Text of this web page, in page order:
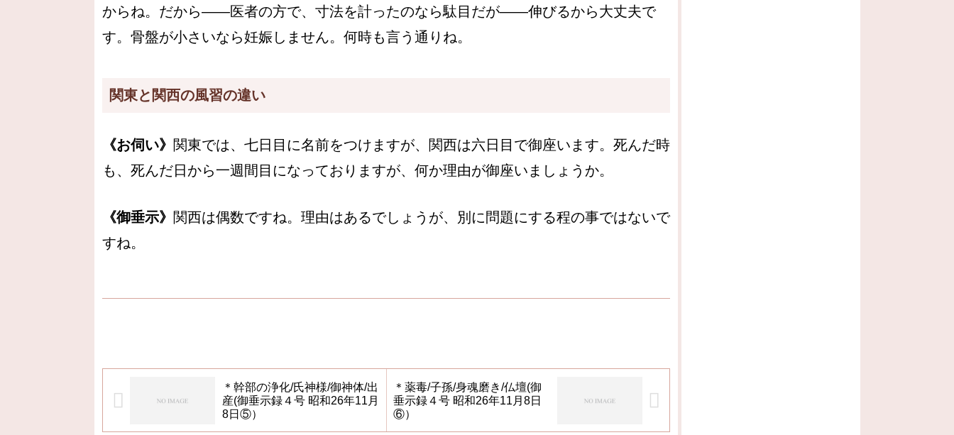
からね。だから――医者の方で、寸法を計ったのなら駄目だが――伸びるから大丈夫で
す。骨盤が小さいなら妊娠しません。何時も言う通りね。
関東と関西の風習の違い
《お伺い》 関東では、七日目に名前をつけますが、関西は六日目で御座います。死んだ時
も、死んだ日から一週間目になっておりますが、何か理由が御座いましょうか。
《御垂示》 関西は偶数ですね。理由はあるでしょうが、別に問題にする程の事ではないで
すね。
＊幹部の浄化/氏神様/御神体/出
産(御垂示録４号 昭和26年11月
8日⑤）
＊薬毒/子孫/身魂磨き/仏壇(御
垂示録４号 昭和26年11月8日
⑥）